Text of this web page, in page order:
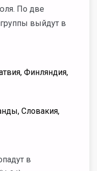
По две
выйдут в
Финляндия,
Словакия,
в